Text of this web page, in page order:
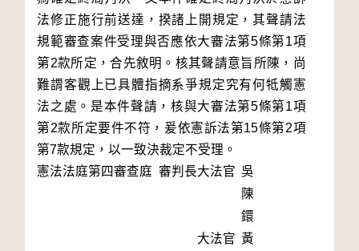
法修正施行前送達，揆諸上開規定，其聲請法
規範審查案件受理與否應依大審法第5條第1項
第2款所定，合先敘明。核其聲請意旨所陳，尚
難謂客觀上已具體指摘系爭規定究有何牴觸憲
法之處。是本件聲請，核與大審法第5條第1項
第2款所定要件不符，爰依憲訴法第15條第2項
第7款規定，以一致決裁定不受理。
憲法法庭第四審查庭 審判長大法官 吳
陳
鐶
大法官 黃